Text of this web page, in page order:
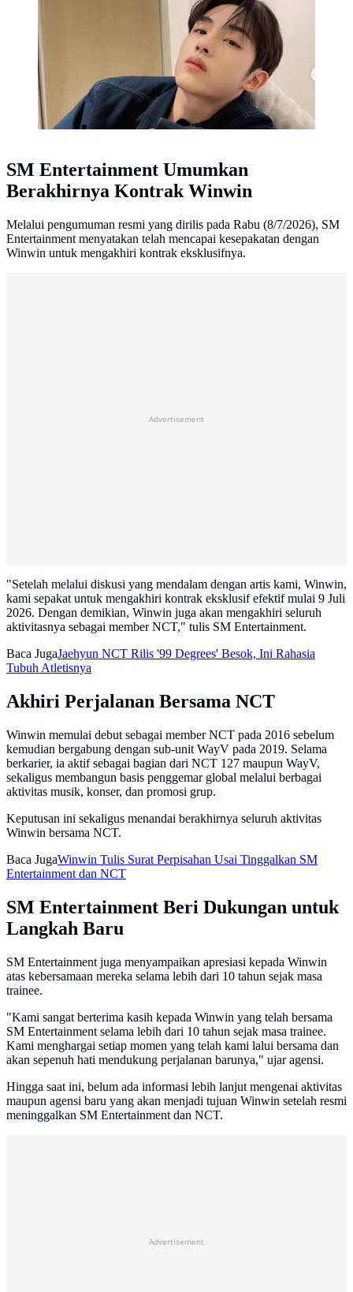
SM Entertainment Umumkan
Berakhirnya Kontrak Winwin
Melalui pengumuman resmi yang dirilis pada Rabu (8/7/2026), SM
Entertainment menyatakan telah mencapai kesepakatan dengan
Winwin untuk mengakhiri kontrak eksklusifnya.
Advertisement
"Setelah melalui diskusi yang mendalam dengan artis kami, Winwin,
kami sepakat untuk mengakhiri kontrak eksklusif efektif mulai 9 Juli
2026. Dengan demikian, Winwin juga akan mengakhiri seluruh
aktivitasnya sebagai member NCT," tulis SM Entertainment.
Baca JugaJaehyun NCT Rilis '99 Degrees' Besok, Ini Rahasia
Tubuh Atletisnya
Akhiri Perjalanan Bersama NCT
Winwin memulai debut sebagai member NCT pada 2016 sebelum
kemudian bergabung dengan sub-unit WayV pada 2019. Selama
berkarier, ia aktif sebagai bagian dari NCT 127 maupun WayV,
sekaligus membangun basis penggemar global melalui berbagai
aktivitas musik, konser, dan promosi grup.
Keputusan ini sekaligus menandai berakhirnya seluruh aktivitas
Winwin bersama NCT.
Baca JugaWinwin Tulis Surat Perpisahan Usai Tinggalkan SM
Entertainment dan NCT
SM Entertainment Beri Dukungan untuk
Langkah Baru
SM Entertainment juga menyampaikan apresiasi kepada Winwin
atas kebersamaan mereka selama lebih dari 10 tahun sejak masa
trainee.
"Kami sangat berterima kasih kepada Winwin yang telah bersama
SM Entertainment selama lebih dari 10 tahun sejak masa trainee.
Kami menghargai setiap momen yang telah kami lalui bersama dan
akan sepenuh hati mendukung perjalanan barunya," ujar agensi.
Hingga saat ini, belum ada informasi lebih lanjut mengenai aktivitas
maupun agensi baru yang akan menjadi tujuan Winwin setelah resmi
meninggalkan SM Entertainment dan NCT.
Advertisement